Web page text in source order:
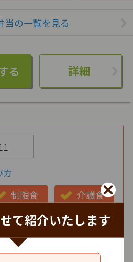
て紹介いたします
当の一覧を見る
詳細
方
制限食
介護食
冷蔵
冷凍